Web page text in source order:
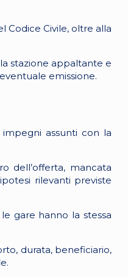
Codice Civile, oltre alla
stazione appaltante e
emissione.
assunti con la
dell’offerta, mancata
rilevanti previste
gare hanno la stessa
durata, beneficiario,